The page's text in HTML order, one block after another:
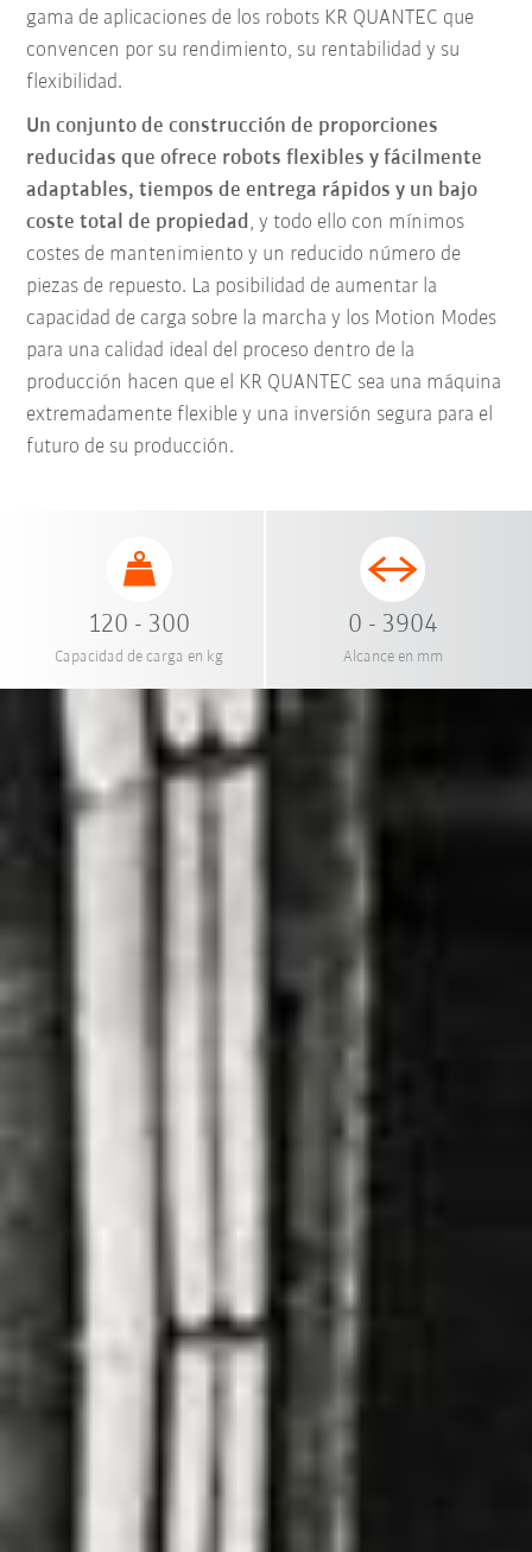
gama de aplicaciones de los robots KR QUANTEC que
convencen por su rendimiento, su rentabilidad y su
flexibilidad.
Un conjunto de construcción de proporciones
reducidas que ofrece robots flexibles y fácilmente
adaptables, tiempos de entrega rápidos y un bajo
coste total de propiedad, y todo ello con mínimos
costes de mantenimiento y un reducido número de
piezas de repuesto. La posibilidad de aumentar la
capacidad de carga sobre la marcha y los Motion Modes
para una calidad ideal del proceso dentro de la
producción hacen que el KR QUANTEC sea una máquina
extremadamente flexible y una inversión segura para el
futuro de su producción.
120 - 300
Capacidad de carga en kg
0 - 3904
Alcance en mm